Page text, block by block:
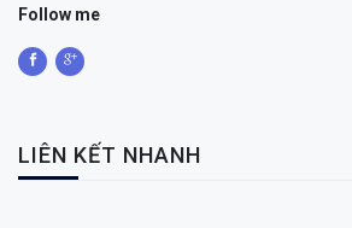
Follow me
LIÊN KẾT NHANH